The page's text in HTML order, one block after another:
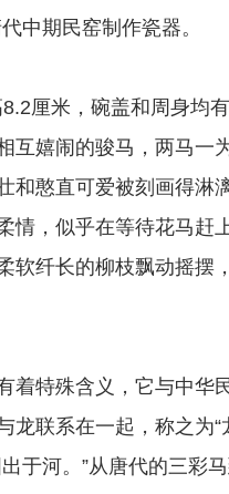
中期民窑制作瓷器。
米，碗盖和周身均有
互嬉闹的骏马，两马一
和憨直可爱被刻画得淋
情，似乎在等待花马赶
软纤长的柳枝飘动摇摆
特殊含义，它与中华
龙联系在一起，称之为“
于河。”从唐代的三彩